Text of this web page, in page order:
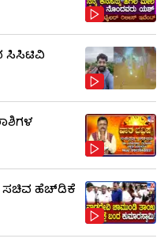
ಸಿಸಿಟಿವಿ
ಸಚಿವ ಹೆಚ್​​ಡಿಕೆ